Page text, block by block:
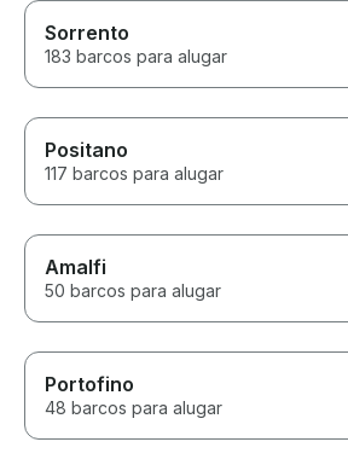
Sorrento
183 barcos para alugar
Positano
117 barcos para alugar
Amalfi
50 barcos para alugar
Portofino
48 barcos para alugar